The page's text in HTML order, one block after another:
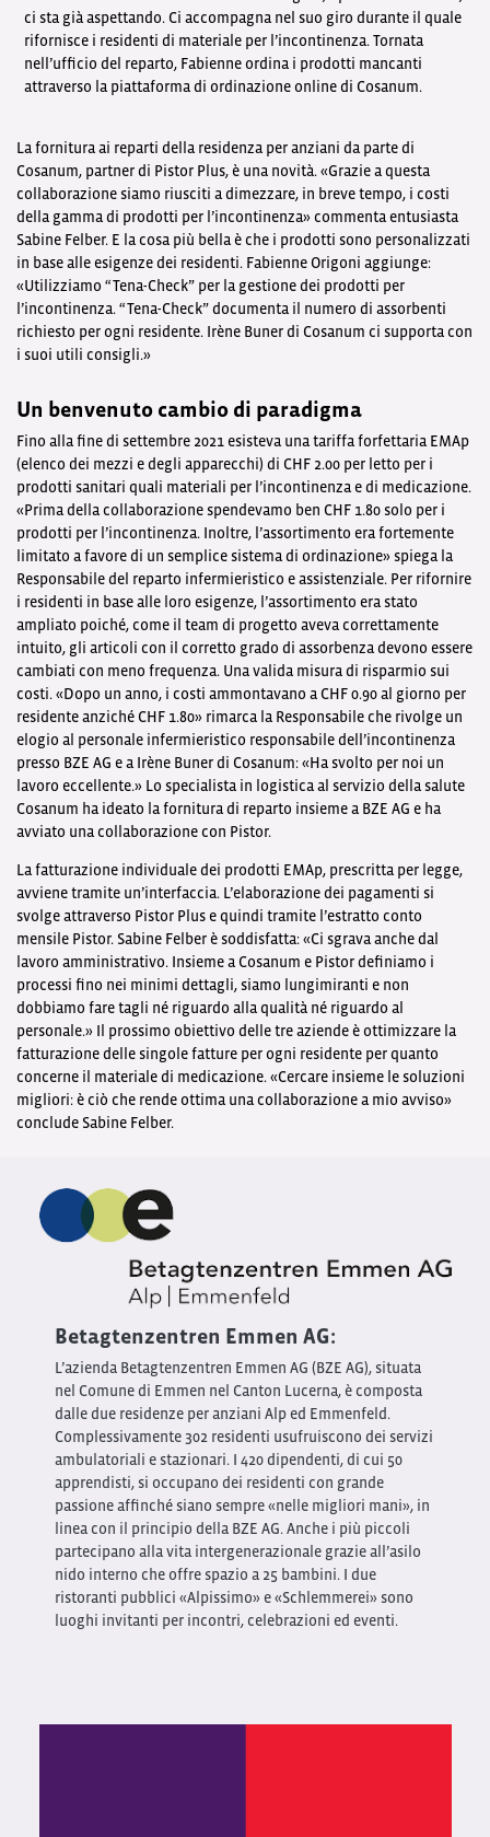
ci sta già aspettando. Ci accompagna nel suo giro durante il quale
rifornisce i residenti di materiale per l’incontinenza. Tornata
nell’ufficio del reparto, Fabienne ordina i prodotti mancanti
attraverso la piattaforma di ordinazione online di Cosanum.
La fornitura ai reparti della residenza per anziani da parte di
Cosanum, partner di Pistor Plus, è una novità. «Grazie a questa
collaborazione siamo riusciti a dimezzare, in breve tempo, i costi
della gamma di prodotti per l’incontinenza» commenta entusiasta
Sabine Felber. E la cosa più bella è che i prodotti sono personalizzati
in base alle esigenze dei residenti. Fabienne Origoni aggiunge:
«Utilizziamo “Tena-Check” per la gestione dei prodotti per
l’incontinenza. “Tena-Check” documenta il numero di assorbenti
richiesto per ogni residente. Irène Buner di Cosanum ci supporta con
i suoi utili consigli.»
Un benvenuto cambio di paradigma
Fino alla fine di settembre 2021 esisteva una tariffa forfettaria EMAp
(elenco dei mezzi e degli apparecchi) di CHF 2.00 per letto per i
prodotti sanitari quali materiali per l’incontinenza e di medicazione.
«Prima della collaborazione spendevamo ben CHF 1.80 solo per i
prodotti per l’incontinenza. Inoltre, l’assortimento era fortemente
limitato a favore di un semplice sistema di ordinazione» spiega la
Responsabile del reparto infermieristico e assistenziale. Per rifornire
i residenti in base alle loro esigenze, l’assortimento era stato
ampliato poiché, come il team di progetto aveva correttamente
intuito, gli articoli con il corretto grado di assorbenza devono essere
cambiati con meno frequenza. Una valida misura di risparmio sui
costi. «Dopo un anno, i costi ammontavano a CHF 0.90 al giorno per
residente anziché CHF 1.80» rimarca la Responsabile che rivolge un
elogio al personale infermieristico responsabile dell’incontinenza
presso BZE AG e a Irène Buner di Cosanum: «Ha svolto per noi un
lavoro eccellente.» Lo specialista in logistica al servizio della salute
Cosanum ha ideato la fornitura di reparto insieme a BZE AG e ha
avviato una collaborazione con Pistor.
La fatturazione individuale dei prodotti EMAp, prescritta per legge,
avviene tramite un’interfaccia. L’elaborazione dei pagamenti si
svolge attraverso Pistor Plus e quindi tramite l’estratto conto
mensile Pistor. Sabine Felber è soddisfatta: «Ci sgrava anche dal
lavoro amministrativo. Insieme a Cosanum e Pistor definiamo i
processi fino nei minimi dettagli, siamo lungimiranti e non
dobbiamo fare tagli né riguardo alla qualità né riguardo al
personale.» Il prossimo obiettivo delle tre aziende è ottimizzare la
fatturazione delle singole fatture per ogni residente per quanto
concerne il materiale di medicazione. «Cercare insieme le soluzioni
migliori: è ciò che rende ottima una collaborazione a mio avviso»
conclude Sabine Felber.
Betagtenzentren Emmen AG:
L’azienda Betagtenzentren Emmen AG (BZE AG), situata
nel Comune di Emmen nel Canton Lucerna, è composta
dalle due residenze per anziani Alp ed Emmenfeld.
Complessivamente 302 residenti usufruiscono dei servizi
ambulatoriali e stazionari. I 420 dipendenti, di cui 50
apprendisti, si occupano dei residenti con grande
passione affinché siano sempre «nelle migliori mani», in
linea con il principio della BZE AG. Anche i più piccoli
partecipano alla vita intergenerazionale grazie all’asilo
nido interno che offre spazio a 25 bambini. I due
ristoranti pubblici «Alpissimo» e «Schlemmerei» sono
luoghi invitanti per incontri, celebrazioni ed eventi.